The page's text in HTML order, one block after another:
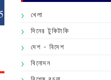
খেলা
দিনের টুকিটাকি
দেশ - বিদেশ
বিনোদন